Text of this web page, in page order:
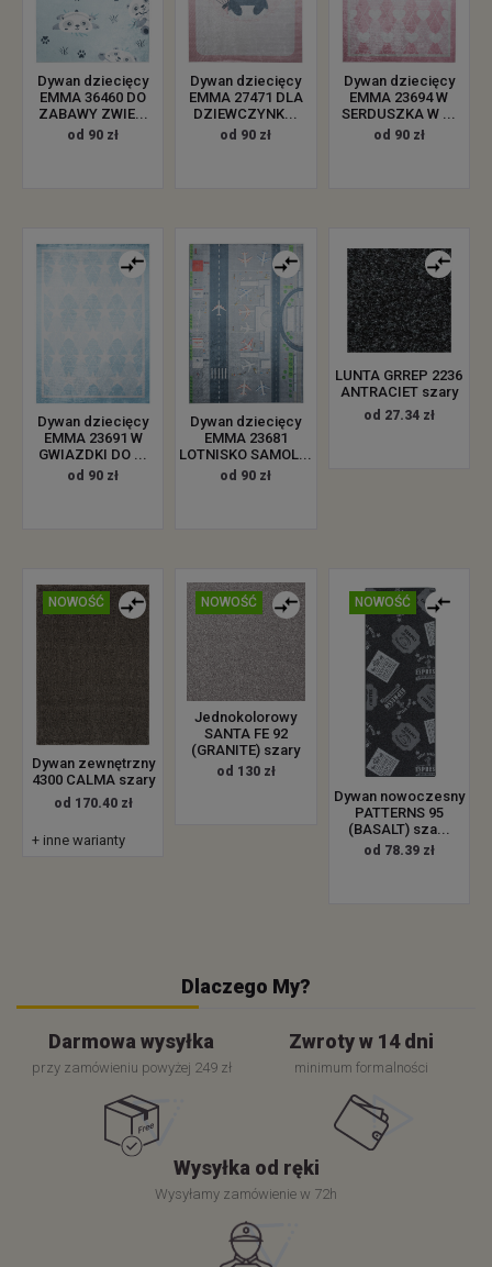
Dywan dziecięcy
EMMA 36460 DO
ZABAWY ZWIE...
od 90 zł
Dywan dziecięcy
EMMA 27471 DLA
DZIEWCZYNK...
od 90 zł
Dywan dziecięcy
EMMA 23694 W
SERDUSZKA W ...
od 90 zł
Dywan dziecięcy
EMMA 23691 W
GWIAZDKI DO ...
od 90 zł
Dywan dziecięcy
EMMA 23681
LOTNISKO SAMOL...
od 90 zł
LUNTA GRREP 2236
ANTRACIET szary
od 27.34 zł
NOWOŚĆ
Dywan zewnętrzny
4300 CALMA szary
od 170.40 zł
+ inne warianty
NOWOŚĆ
Jednokolorowy
SANTA FE 92
(GRANITE) szary
od 130 zł
NOWOŚĆ
Dywan nowoczesny
PATTERNS 95
(BASALT) sza...
od 78.39 zł
Dlaczego My?
Darmowa wysyłka
przy zamówieniu powyżej 249 zł
Zwroty w 14 dni
minimum formalności
Wysyłka od ręki
Wysyłamy zamówienie w 72h